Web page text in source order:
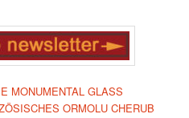
MONUMENTAL GLASS
ORMOLU CHERUB